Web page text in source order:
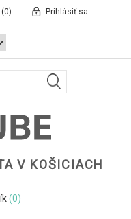
(0) Prihlásiť sa
V KOŠICIACH
(0)